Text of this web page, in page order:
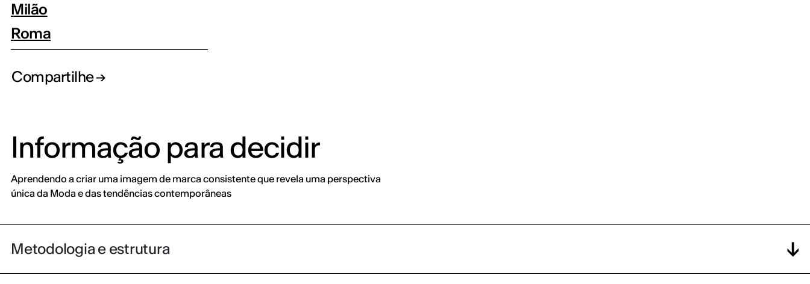
Milão
Roma
Compartilhe
Informação para decidir
Aprendendo a criar uma imagem de marca consistente que revela uma perspectiva
única da Moda e das tendências contemporâneas
Metodologia e estrutura